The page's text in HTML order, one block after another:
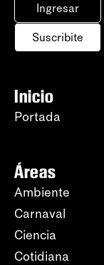
Ingresar
Suscribite
Inicio
Portada
Áreas
Ambiente
Carnaval
Ciencia
Cotidiana